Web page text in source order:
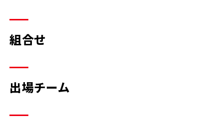
組合せ
出場チーム